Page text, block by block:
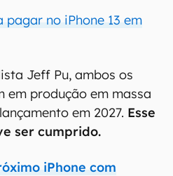
pagar no iPhone 13 em
Jeff Pu, ambos os
produção em massa
em 2027. Esse
ser cumprido.
iPhone com